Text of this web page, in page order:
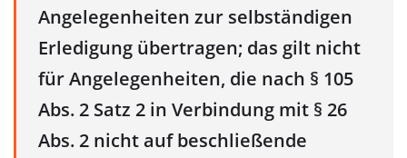
Angelegenheiten zur selbständigen
Erledigung übertragen; das gilt nicht
für Angelegenheiten, die nach § 105
Abs. 2 Satz 2 in Verbindung mit § 26
Abs. 2 nicht auf beschließende